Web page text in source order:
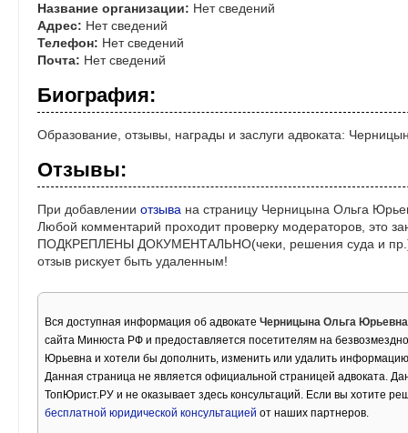
Название организации: Нет сведений
Адрес: Нет сведений
Телефон: Нет сведений
Почта: Нет сведений
Биография:
Образование, отзывы, награды и заслуги адвоката:
Отзывы:
При добавлении отзыва на страницу Черницына Ольга
Любой комментарий проходит проверку модераторов, это
ПОДКРЕПЛЕНЫ ДОКУМЕНТАЛЬНО(чеки, решения суда и пр.)!
отзыв рискует быть удаленным!
Вся доступная информация об адвокате Черницына Ольга Юрьевна
сайта Минюста РФ и предоставляется посетителям на
Юрьевна и хотели бы дополнить, изменить или удалить
Данная страница не является официальной страницей адвоката.
ТопЮрист.РУ и не оказывает здесь консультаций. Если вы хотите
бесплатной юридической консультацией от наших партнеров.